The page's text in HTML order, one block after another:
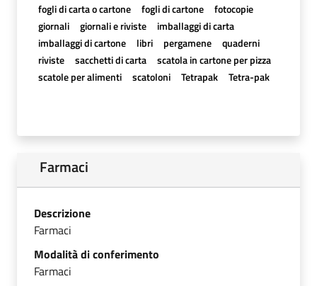
fogli di carta o cartone
fogli di cartone
fotocopie
giornali
giornali e riviste
imballaggi di carta
imballaggi di cartone
libri pergamene
quaderni
riviste
sacchetti di carta
scatola in cartone per pizza
scatole per alimenti
scatoloni Tetrapak Tetra-pak
Farmaci
Descrizione
Farmaci
Modalità di conferimento
Farmaci